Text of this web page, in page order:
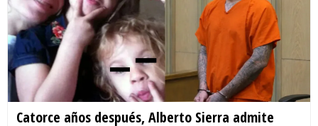
Catorce años después, Alberto Sierra admite